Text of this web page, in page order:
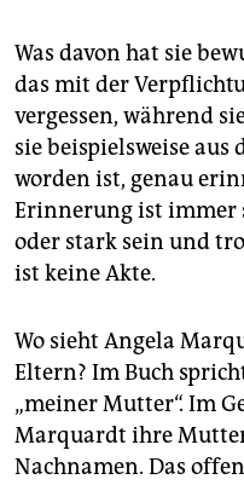
Was davon hat sie
das mit der
vergessen, während
sie beispielsweise aus
worden ist, genau
Erinnerung ist immer
oder stark sein und
ist keine Akte.
Wo sieht Angela
Eltern? Im Buch
„meiner Mutter“. Im
Marquardt ihre
Nachnamen. Das